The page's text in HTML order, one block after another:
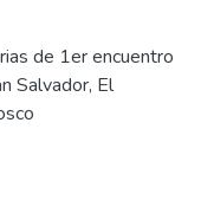
de 1er encuentro
Salvador, El